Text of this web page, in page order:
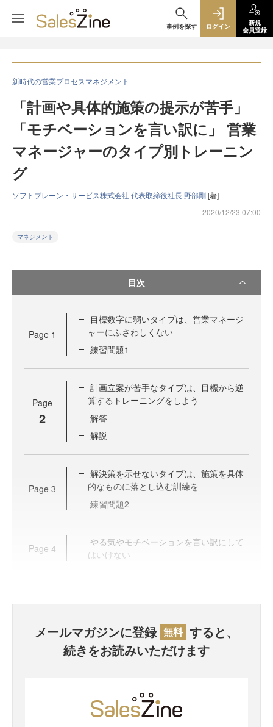
事例を探す ログイン
新規
会員登録
新時代の営業プロセスマネジメント
「計画や具体的施策の提示が苦手」
「モチベーションを言い訳に」 営業
マネージャーのタイプ別トレーニン
グ
ソフトブレーン・サービス株式会社 代表取締役社長 野部剛[著]
2020/12/23 07:00
マネジメント
目次
Page 1
目標数字に弱いタイプは、営業マネージ
ャーにふさわしくない
練習問題1
Page
2
計画立案が苦手なタイプは、目標から逆
算するトレーニングをしよう
解答
解説
Page 3
解決策を示せないタイプは、施策を具体
的なものに落とし込む訓練を
練習問題2
Page 4
やる気やモチベーションを言い訳にして
はいけない
メールマガジンに登録 無料 すると、
続きをお読みいただけます